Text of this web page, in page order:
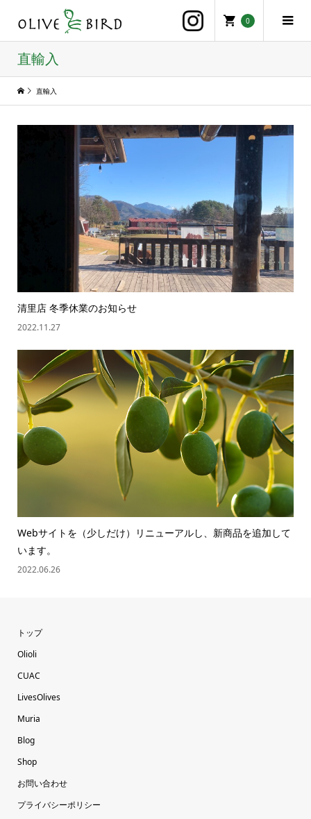
0
直輸入
直輸入
清里店 冬季休業のお知らせ
2022.11.27
Webサイトを（少しだけ）リニューアルし、新商品を追加して
います。
2022.06.26
トップ
Olioli
CUAC
LivesOlives
Muria
Blog
Shop
お問い合わせ
プライバシーポリシー